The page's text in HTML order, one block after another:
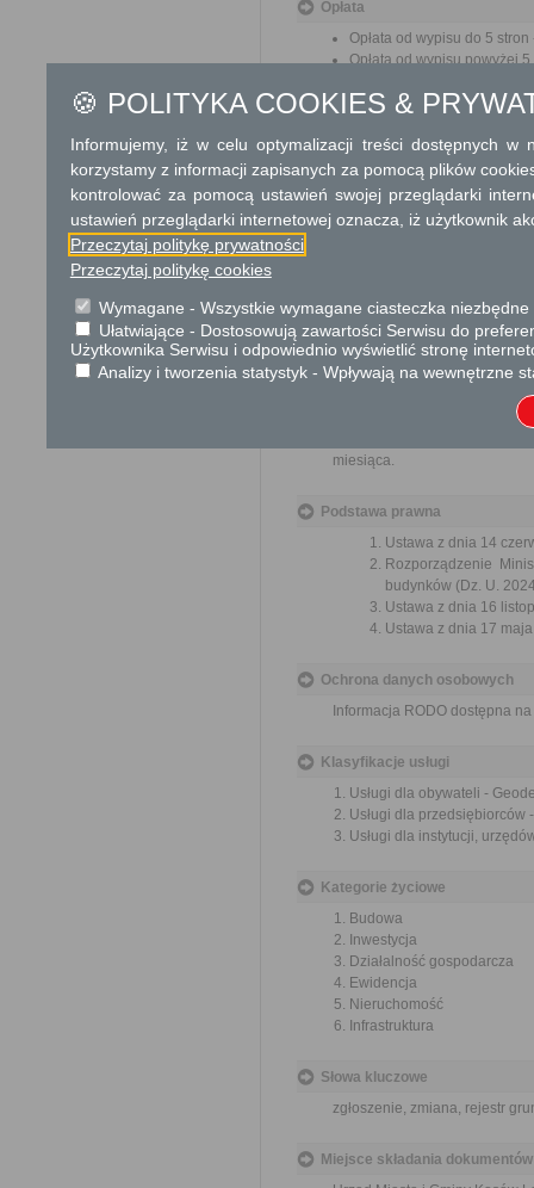
Opłata
Opłata od wypisu do 5 stron
Opłata od wypisu powyżej 5
niż 200 zł.
17 zł opłata skarbowa za
Tryb odwoławczy
Tryb odwoławczy dotyczy
Skargi i wnioski
Przedmiotem skargi może
ich pracowników, naruszenie
spraw.
Przedmiotem wniosku
usprawnienie pracy i
miesiąca.
Podstawa prawna
Ustawa z dnia 14
Rozporządzenie
budynków (Dz. U.
Ustawa z dnia 16
Ustawa z dnia 17
Ochrona danych osobowych
Informacja RODO dostępna
Klasyfikacje usługi
Usługi dla obywateli -
Usługi dla
Usługi dla instytucji,
Kategorie życiowe
Budowa
Inwestycja
Działalność gospodarcza
Ewidencja
Nieruchomość
Infrastruktura
Słowa kluczowe
zgłoszenie, zmiana, rejestr
Miejsce składania dokumentów
🍪 POLITYKA COOKIES &
Informujemy, iż w celu optymalizacji treści dostępnych w
korzystamy z informacji zapisanych za pomocą plików
kontrolować za pomocą ustawień swojej przeglądarki
ustawień przeglądarki internetowej oznacza, iż użytkownik
Przeczytaj politykę prywatności
Przeczytaj politykę cookies
Wymagane - Wszystkie wymagane ciasteczka
Ułatwiające - Dostosowują zawartości Serwisu do
Użytkownika Serwisu i odpowiednio wyświetlić stronę
Analizy i tworzenia statystyk - Wpływają na wewnętrzne